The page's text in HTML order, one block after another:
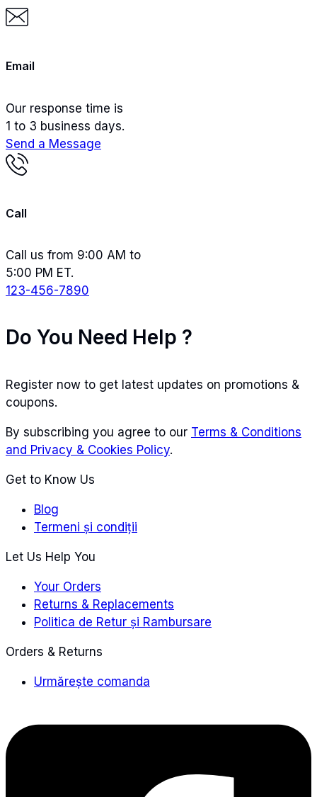
Email
Our response time is
1 to 3 business days.
Send a Message
Call
Call us from 9:00 AM to
5:00 PM ET.
123-456-7890
Do You Need Help ?
Register now to get latest updates on promotions &
coupons.
By subscribing you agree to our Terms & Conditions
and Privacy & Cookies Policy.
Get to Know Us
Blog
Termeni și condiții
Let Us Help You
Your Orders
Returns & Replacements
Politica de Retur și Rambursare
Orders & Returns
Urmărește comanda